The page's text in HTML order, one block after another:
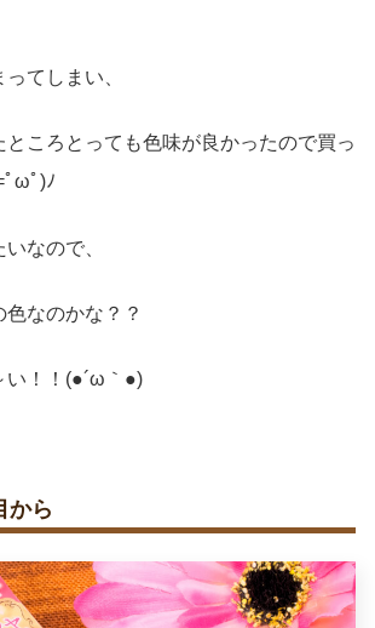
てしまい、
ところとっても色味が良かったので買っ
ﾟωﾟ)ﾉ
なので、
なのかな？？
い！！(●´ω｀●)
から